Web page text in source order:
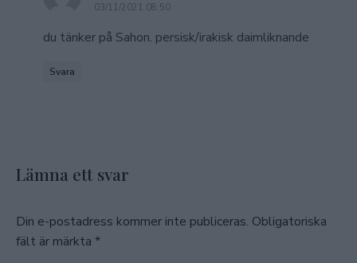
03/11/2021 08:50
du tänker på Sahon. persisk/irakisk daimliknande
Svara
Lämna ett svar
Din e-postadress kommer inte publiceras. Obligatoriska
fält är märkta *